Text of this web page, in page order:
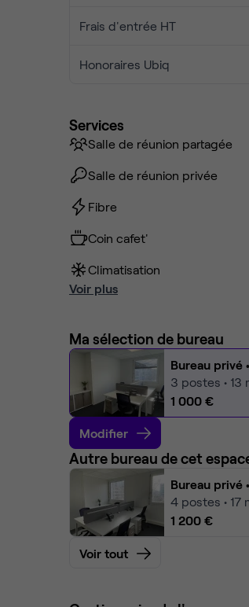
Frais d'entrée HT
Honoraires Ubiq
Services
Salle de réunion partagée
Salle de réunion privée
Fibre
Coin cafet'
Climatisation
Voir plus
Ma sélection de bureau
Bureau privé
3 postes • 13
1 000 €
Modifier
Autre bureau de cet
Bureau privé
4 postes • 17
1 200 €
Voir tout